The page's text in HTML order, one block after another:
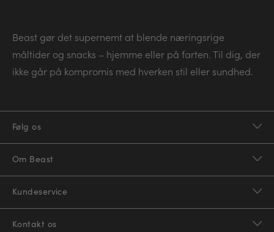
Beast gør det supernemt at blende næringsrige
måltider og snacks – hjemme eller på farten. Til dig, der
ikke går på kompromis med hverken stil eller sundhed.
Følg os
Om Beast
Kundeservice
Kontakt os